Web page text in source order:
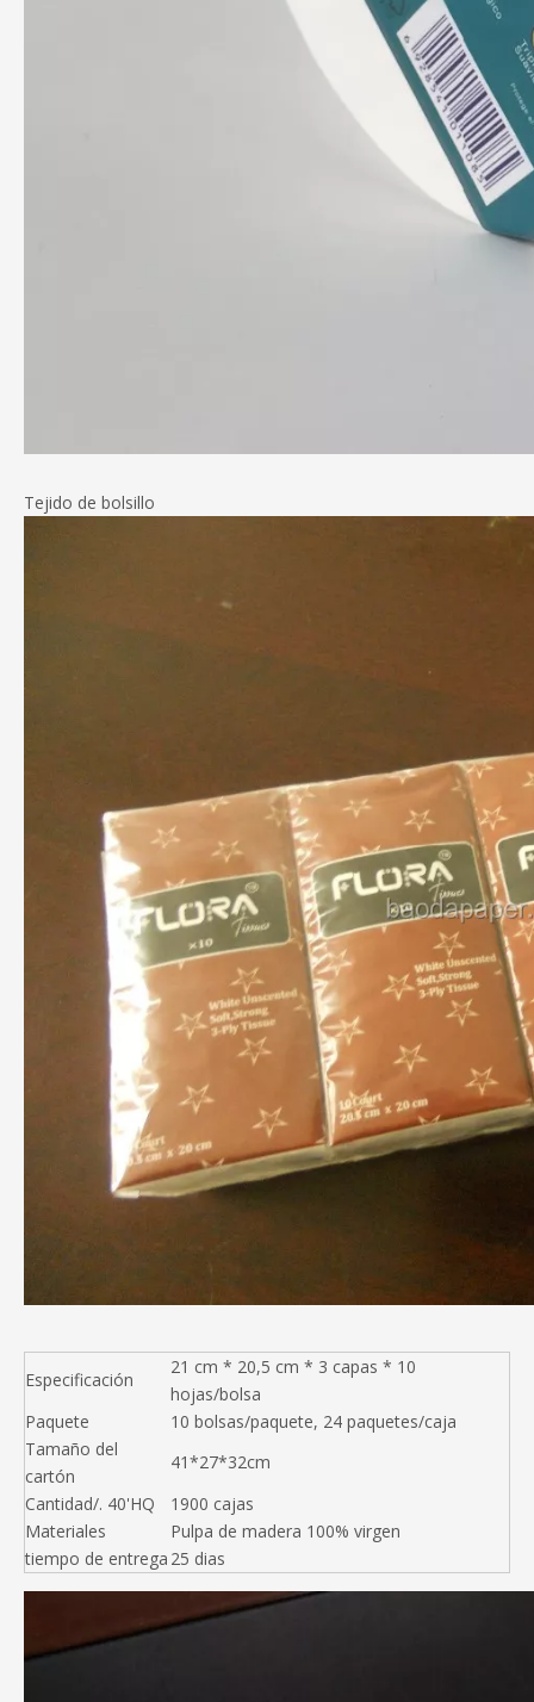
Tejido de bolsillo
Especificación
21 cm * 20,5 cm * 3 capas * 10
hojas/bolsa
Paquete
10 bolsas/paquete, 24 paquetes/caja
Tamaño del
cartón
41*27*32cm
Cantidad/. 40'HQ
1900 cajas
Materiales
Pulpa de madera 100% virgen
tiempo de entrega 25 dias